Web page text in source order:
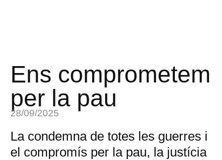
Ens comprometem
per la pau
28/09/2025
La condemna de totes les guerres i
el compromís per la pau, la justícia